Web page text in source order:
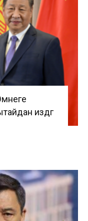
издөөгө